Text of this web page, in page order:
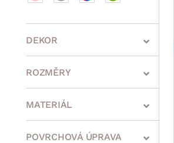
DEKOR
ROZMĚRY
min. cm max.
MATERIÁL
POVRCHOVÁ ÚPRAVA